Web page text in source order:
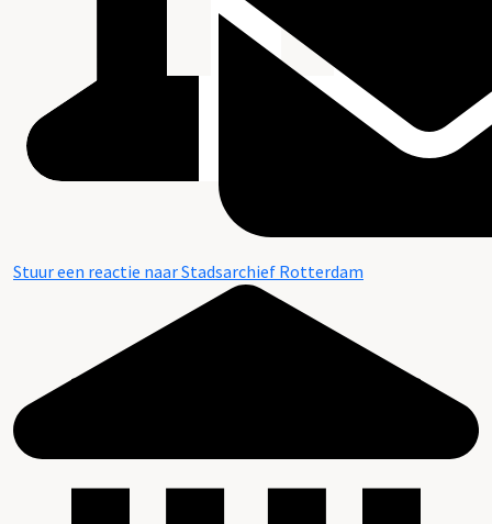
Stuur een reactie naar Stadsarchief Rotterdam